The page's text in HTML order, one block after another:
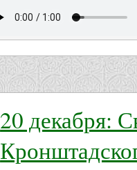
20 декабря: